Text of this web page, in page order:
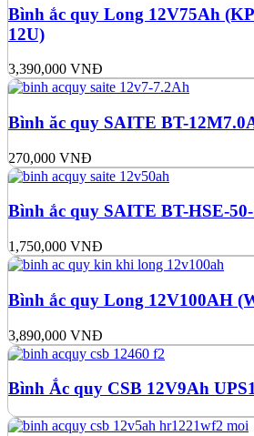
Bình ắc quy Long 12V75Ah
12U)
3,390,000 VNĐ
Bình ăc quy SAITE BT-
270,000 VNĐ
Bình ắc quy SAITE BT-HSE-
1,750,000 VNĐ
Bình ắc quy Long 12V100AH
3,890,000 VNĐ
Bình Ắc quy CSB 12V9Ah